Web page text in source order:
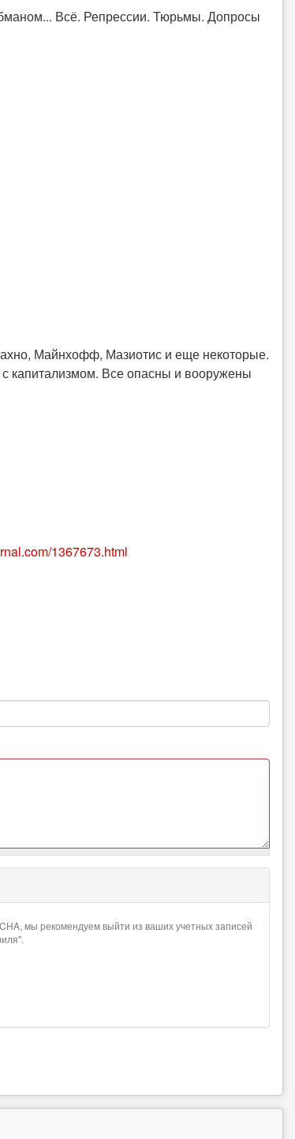
Всё. Репрессии. Тюрьмы. Допросы
Майнхофф, Мазиотис и еще некоторые.
капитализмом. Все опасны и вооружены
1367673.html
мы рекомендуем выйти из ваших учетных записей